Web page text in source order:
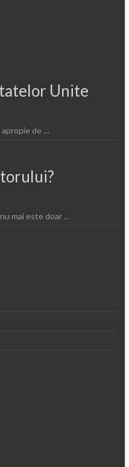
Unite
de …
mai este doar …